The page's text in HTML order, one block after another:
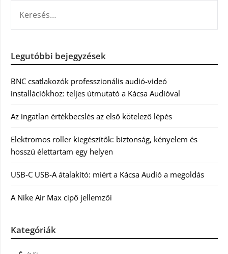
Legutóbbi bejegyzések
BNC csatlakozók professzionális audió-videó
installációkhoz: teljes útmutató a Kácsa Audióval
Az ingatlan értékbecslés az első kötelező lépés
Elektromos roller kiegészítők: biztonság, kényelem és
hosszú élettartam egy helyen
USB-C USB-A átalakító: miért a Kácsa Audió a megoldás
A Nike Air Max cipő jellemzői
Kategóriák